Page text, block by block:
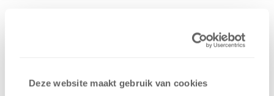
Deze website maakt gebruik van cookies